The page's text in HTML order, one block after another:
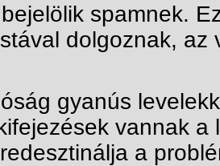
spamnek.
dolgoznak, az
gyanús
vannak
a